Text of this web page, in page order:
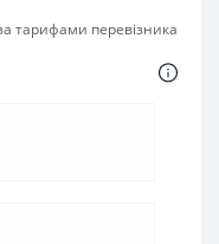
тарифами перевізника